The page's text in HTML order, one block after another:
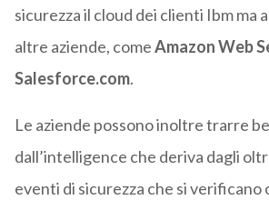
sicurezza il cloud dei clienti Ibm ma
altre aziende, comeAmazon Web
Salesforce.com.
Le aziende possono inoltre trarre
dall’intelligence che deriva dagli
eventi di sicurezza che si verificano